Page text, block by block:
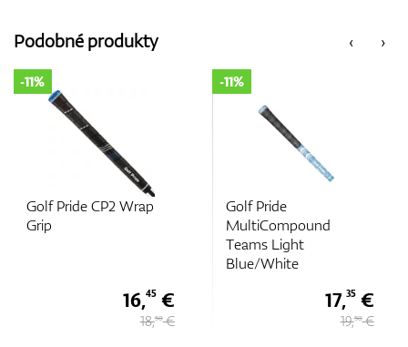
‹
Podobné produkty ›
Wrap
Golf Pride